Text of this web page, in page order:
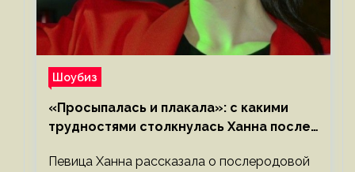
Шоубиз
«Просыпалась и плакала»: с какими
трудностями столкнулась Ханна после
Певица Ханна рассказала о послеродовой